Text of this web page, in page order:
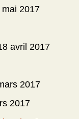
mai 2017
avril 2017
2017
2017